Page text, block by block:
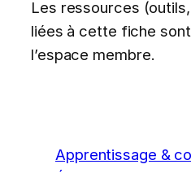
Les ressources
liées à cette fiche
l’espace membre.
Apprentissage &